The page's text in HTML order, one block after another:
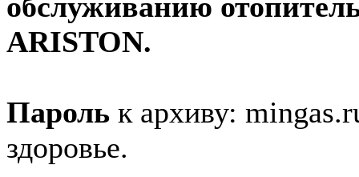
ARISTON.
Пароль к архиву:
здоровье.